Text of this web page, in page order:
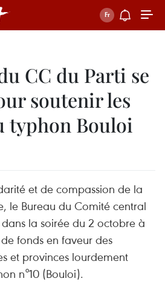
CC du Parti se
soutenir les
typhon Bouloi
et de compassion de la
le Bureau du Comité central
la soirée du 2 octobre à
fonds en faveur des
et provinces lourdement
n°10 (Bouloi).